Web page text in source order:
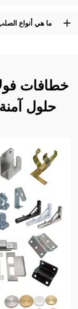
ما هي أنواع
خطافات
حلول